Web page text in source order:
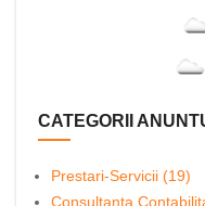
CATEGORII
Prestari-Servicii (19)